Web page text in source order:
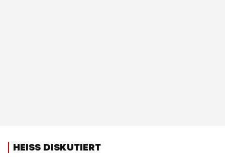
HEISS DISKUTIERT